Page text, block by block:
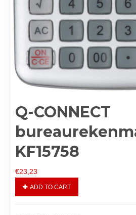
Q-CONNECT
KF15758
€23,23
ADD TO CART